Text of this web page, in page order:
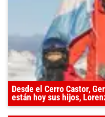
Desde el Cerro Castor,
están hoy sus hijos,